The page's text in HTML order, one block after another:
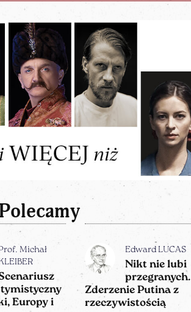
Polecamy
Michał
Europy i
Edward LUCAS
Nikt nie lubi
przegranych.
Zderzenie Putina z
rzeczywistością